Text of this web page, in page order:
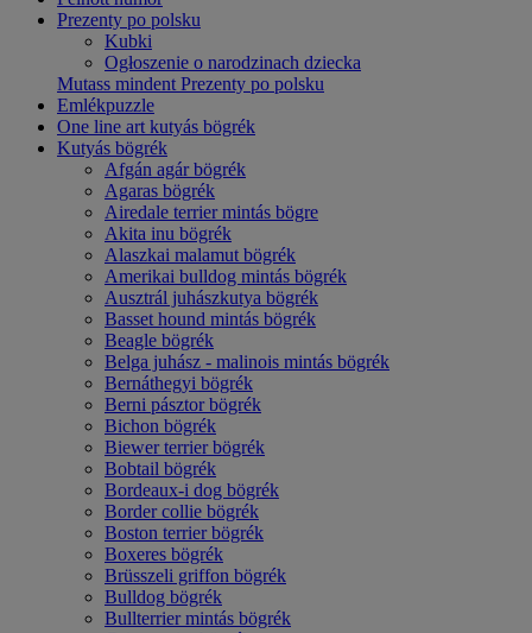
Prezenty po polsku
Kubki
Ogłoszenie o narodzinach dziecka
Mutass mindent Prezenty po polsku
Emlékpuzzle
One line art kutyás bögrék
Kutyás bögrék
Afgán agár bögrék
Agaras bögrék
Airedale terrier mintás bögre
Akita inu bögrék
Alaszkai malamut bögrék
Amerikai bulldog mintás bögrék
Ausztrál juhászkutya bögrék
Basset hound mintás bögrék
Beagle bögrék
Belga juhász - malinois mintás bögrék
Bernáthegyi bögrék
Berni pásztor bögrék
Bichon bögrék
Biewer terrier bögrék
Bobtail bögrék
Bordeaux-i dog bögrék
Border collie bögrék
Boston terrier bögrék
Boxeres bögrék
Brüsszeli griffon bögrék
Bulldog bögrék
Bullterrier mintás bögrék